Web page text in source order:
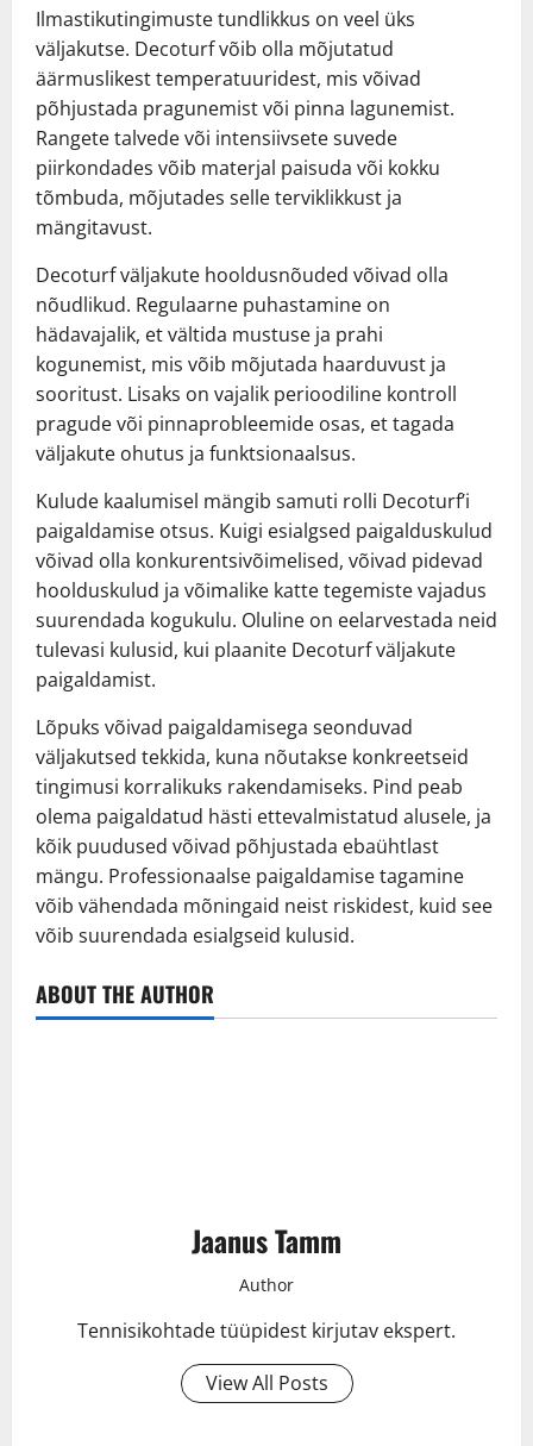
Ilmastikutingimuste tundlikkus on veel üks
väljakutse. Decoturf võib olla mõjutatud
äärmuslikest temperatuuridest, mis võivad
põhjustada pragunemist või pinna lagunemist.
Rangete talvede või intensiivsete suvede
piirkondades võib materjal paisuda või kokku
tõmbuda, mõjutades selle terviklikkust ja
mängitavust.
Decoturf väljakute hooldusnõuded võivad olla
nõudlikud. Regulaarne puhastamine on
hädavajalik, et vältida mustuse ja prahi
kogunemist, mis võib mõjutada haarduvust ja
sooritust. Lisaks on vajalik perioodiline kontroll
pragude või pinnaprobleemide osas, et tagada
väljakute ohutus ja funktsionaalsus.
Kulude kaalumisel mängib samuti rolli Decoturf’i
paigaldamise otsus. Kuigi esialgsed paigalduskulud
võivad olla konkurentsivõimelised, võivad pidevad
hoolduskulud ja võimalike katte tegemiste vajadus
suurendada kogukulu. Oluline on eelarvestada neid
tulevasi kulusid, kui plaanite Decoturf väljakute
paigaldamist.
Lõpuks võivad paigaldamisega seonduvad
väljakutsed tekkida, kuna nõutakse konkreetseid
tingimusi korralikuks rakendamiseks. Pind peab
olema paigaldatud hästi ettevalmistatud alusele, ja
kõik puudused võivad põhjustada ebaühtlast
mängu. Professionaalse paigaldamise tagamine
võib vähendada mõningaid neist riskidest, kuid see
võib suurendada esialgseid kulusid.
ABOUT THE AUTHOR
Jaanus Tamm
Author
Tennisikohtade tüüpidest kirjutav ekspert.
View All Posts